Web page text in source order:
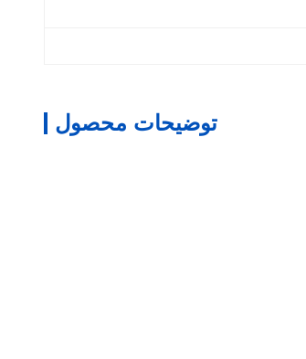
توضیحات محصول